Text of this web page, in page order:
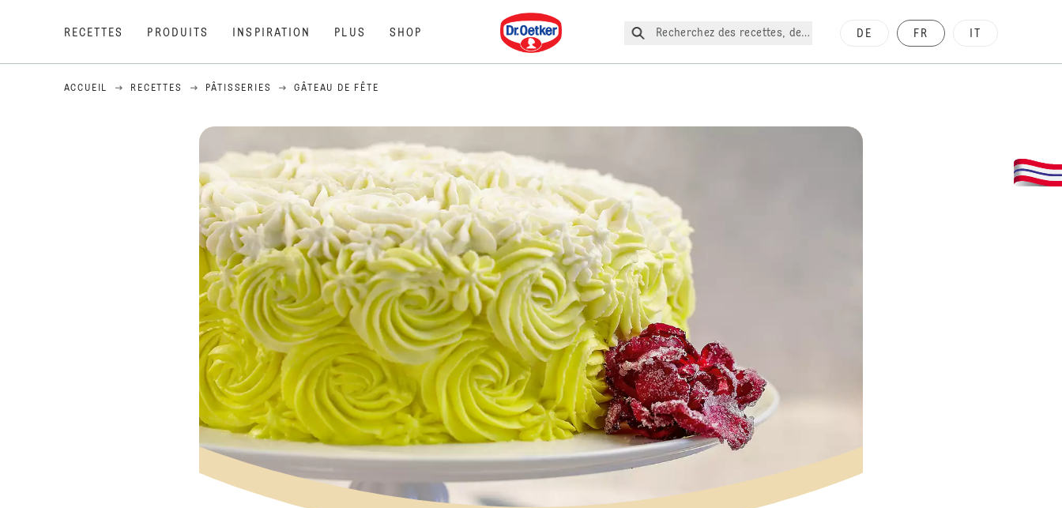
RECETTES PRODUITS INSPIRATION PLUS SHOP
Dr. Oetker
Recherchez des recettes, des produits, etc.
DE FR
ACCUEIL RECETTES PÂTISSERIES GÂTEAU DE FÊTE